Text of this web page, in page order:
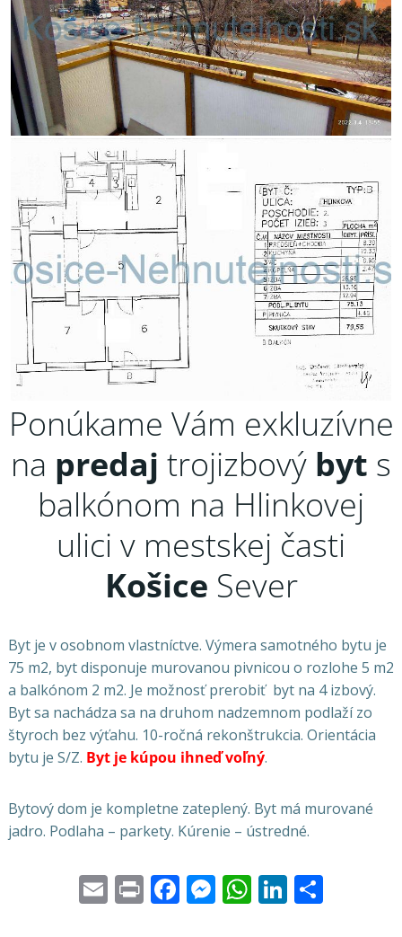
Ponúkame Vám exkluzívne
na predaj trojizbový byt s
balkónom na Hlinkovej
ulici v mestskej časti
Košice Sever
Byt je v osobnom vlastníctve. Výmera samotného bytu je
75 m2, byt disponuje murovanou pivnicou o rozlohe 5 m2
a balkónom 2 m2. Je možnosť prerobiť byt na 4 izbový.
Byt sa nachádza sa na druhom nadzemnom podlaží zo
štyroch bez výťahu. 10-ročná rekonštrukcia. Orientácia
bytu je S/Z. Byt je kúpou ihneď voľný.
Bytový dom je kompletne zateplený. Byt má murované
jadro. Podlaha – parkety. Kúrenie – ústredné.
EmailPrintFacebook
Messenger
WhatsApp
LinkedIn